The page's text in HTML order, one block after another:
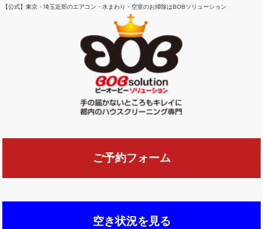
【公式】東京・埼玉近郊のエアコン・水まわり・空室のお掃除はBOBソリューション
ご予約フォーム
空き状況を見る